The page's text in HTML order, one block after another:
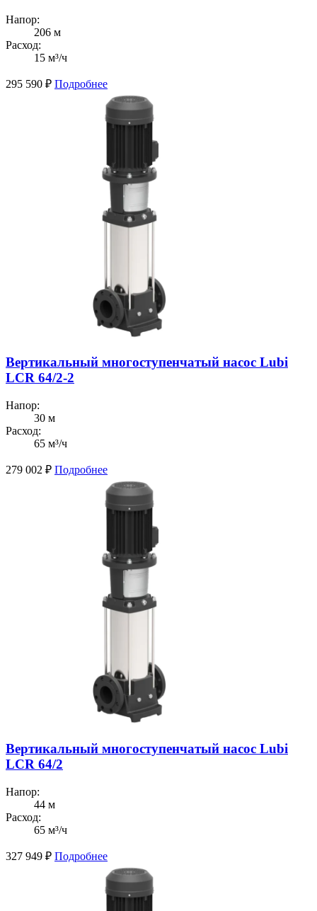
Напор:
206 м
Расход:
15 м³/ч
295 590 ₽ Подробнее
Вертикальный многоступенчатый насос Lubi
LCR 64/2-2
Напор:
30 м
Расход:
65 м³/ч
279 002 ₽ Подробнее
Вертикальный многоступенчатый насос Lubi
LCR 64/2
Напор:
44 м
Расход:
65 м³/ч
327 949 ₽ Подробнее